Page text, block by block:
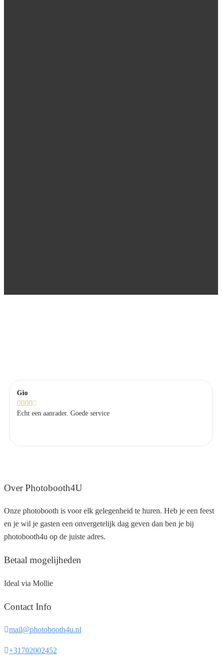
Gio
    
Echt een aanrader. Goede service
Over Photobooth4U
Onze photobooth is voor elk gelegenheid te huren. Heb je een feest
en je wil je gasten een onvergetelijk dag geven dan ben je bij
photobooth4u op de juiste adres.
Betaal mogelijheden
Ideal via Mollie
Contact Info
mail@photobooth4u.nl
+31702002452